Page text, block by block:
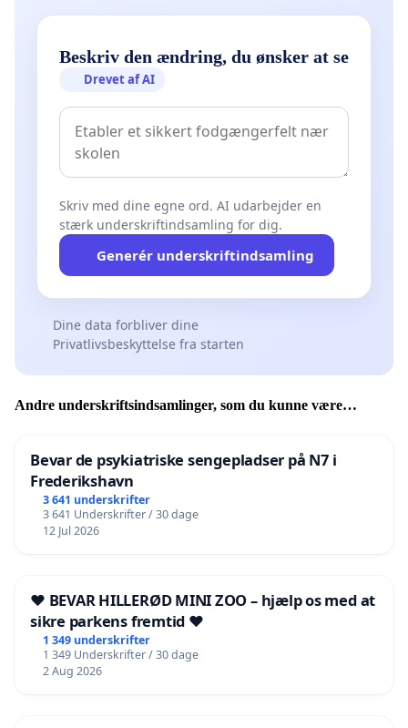
Beskriv den ændring, du ønsker at se
Drevet af AI
Skriv med dine egne ord. AI udarbejder en
stærk underskriftindsamling for dig.
Generér underskriftindsamling
Dine data forbliver dine
Privatlivsbeskyttelse fra starten
Andre underskriftsindsamlinger, som du kunne være
Bevar de psykiatriske sengepladser på N7 i
Frederikshavn
3 641 underskrifter
3 641 Underskrifter / 30 dage
12 Jul 2026
❤️ BEVAR HILLERØD MINI ZOO – hjælp os med at
sikre parkens fremtid ❤️
1 349 underskrifter
1 349 Underskrifter / 30 dage
2 Aug 2026